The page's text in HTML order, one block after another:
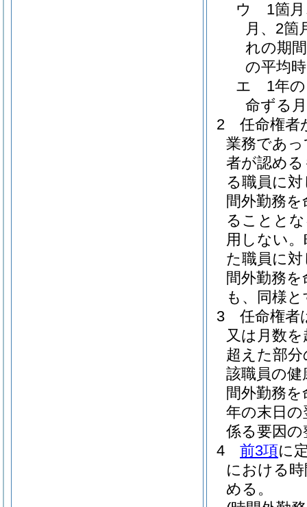
ウ
1箇
月、2箇
れの期
の平均
エ
1年
命ずる
2
任命権者
業務であ
者が認め
る職員に対
間外勤務
ることと
用しない。
た職員に対
間外勤務
も、同様
3
任命権者
又は月数
超えた部
該職員の
間外勤務
年の末日
係る要因
4
前3項に
における
める。